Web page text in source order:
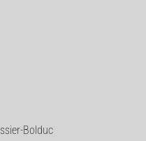
Bolduc